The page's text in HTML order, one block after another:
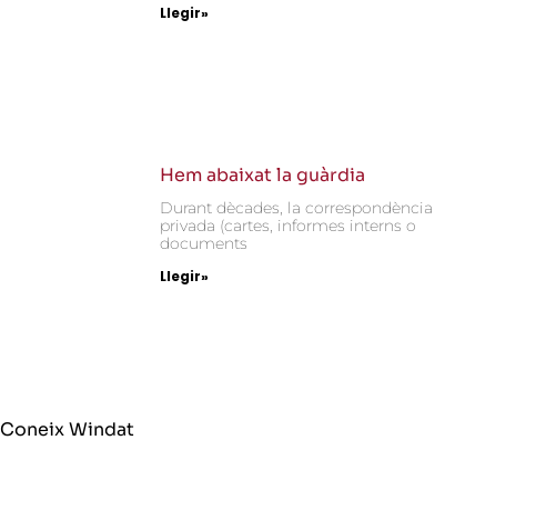
Llegir»
Hem abaixat la guàrdia
Durant dècades, la correspondència
privada (cartes, informes interns o
documents
Llegir»
Coneix Windat